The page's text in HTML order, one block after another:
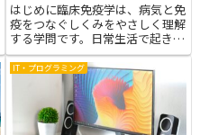
はじめに臨床免疫学は、病気と免
疫をつなぐしくみをやさしく理解
する学問です。日常生活で起きる
感染症の成り立ちや、アレルギ
ー、自己免疫のしくみを身近な例
で学ぶと、体の働きが見えるよう
になります。難しい専門語も段階
的に説明される本を選べば、読み
IT・プログラミング